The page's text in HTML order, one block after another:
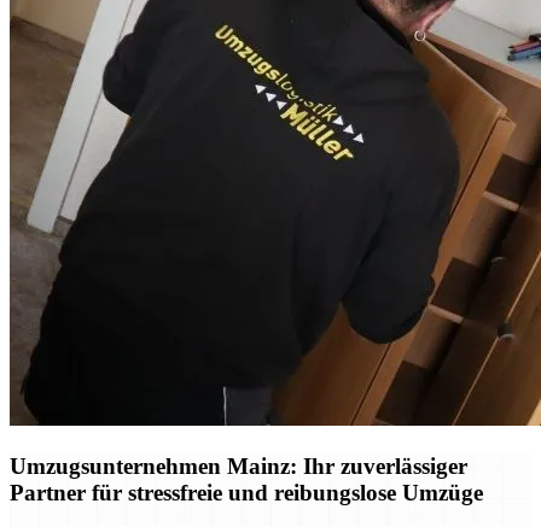
Umzugsunternehmen Mainz: Ihr zuverlässiger
Partner für stressfreie und reibungslose Umzüge